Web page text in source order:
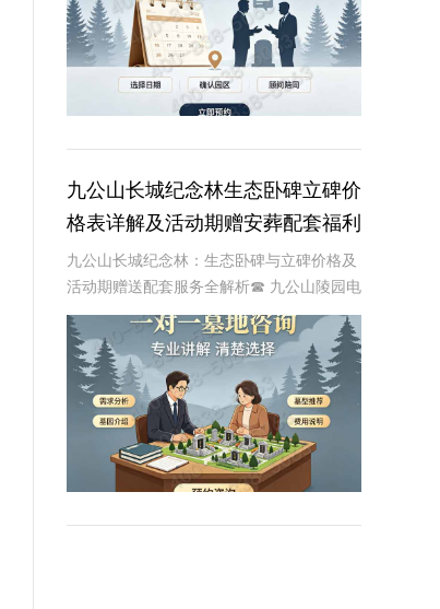
九公山长城纪念林生态卧碑立碑价
格表详解及活动期赠安葬配套福利
解析
九公山长城纪念林：生态卧碑与立碑价格及
活动期赠送配套服务全解析☎ 九公山陵园电
话:400-838-5063作为中国领先的生态安葬
基地，九公山长城纪念林凭借其得天独厚的
地理位置和优越的自然环境，成为众